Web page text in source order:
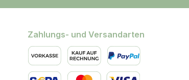
Zahlungs- und Versandarten
Vorkasse Kauf auf Rechnung
PayPal